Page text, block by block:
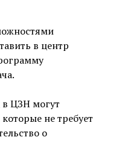
в центр
в ЦЗН могут
не требует
о